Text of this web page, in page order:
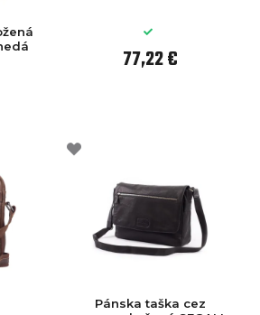
77,22 €
Pánska taška cez